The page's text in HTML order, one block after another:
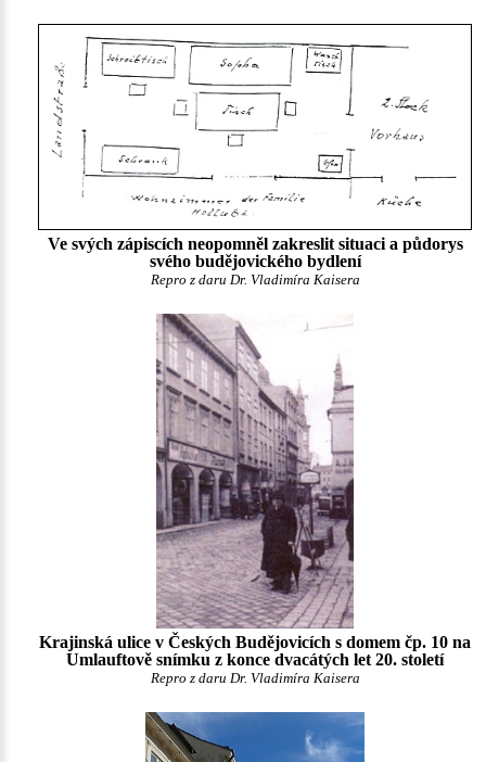
Ve svých zápiscích neopomněl zakreslit situaci a půdorys
svého budějovického bydlení
Repro z daru Dr. Vladimíra Kaisera
Krajinská ulice v Českých Budějovicích s domem čp. 10 na
Umlauftově snímku z konce dvacátých let 20. století
Repro z daru Dr. Vladimíra Kaisera